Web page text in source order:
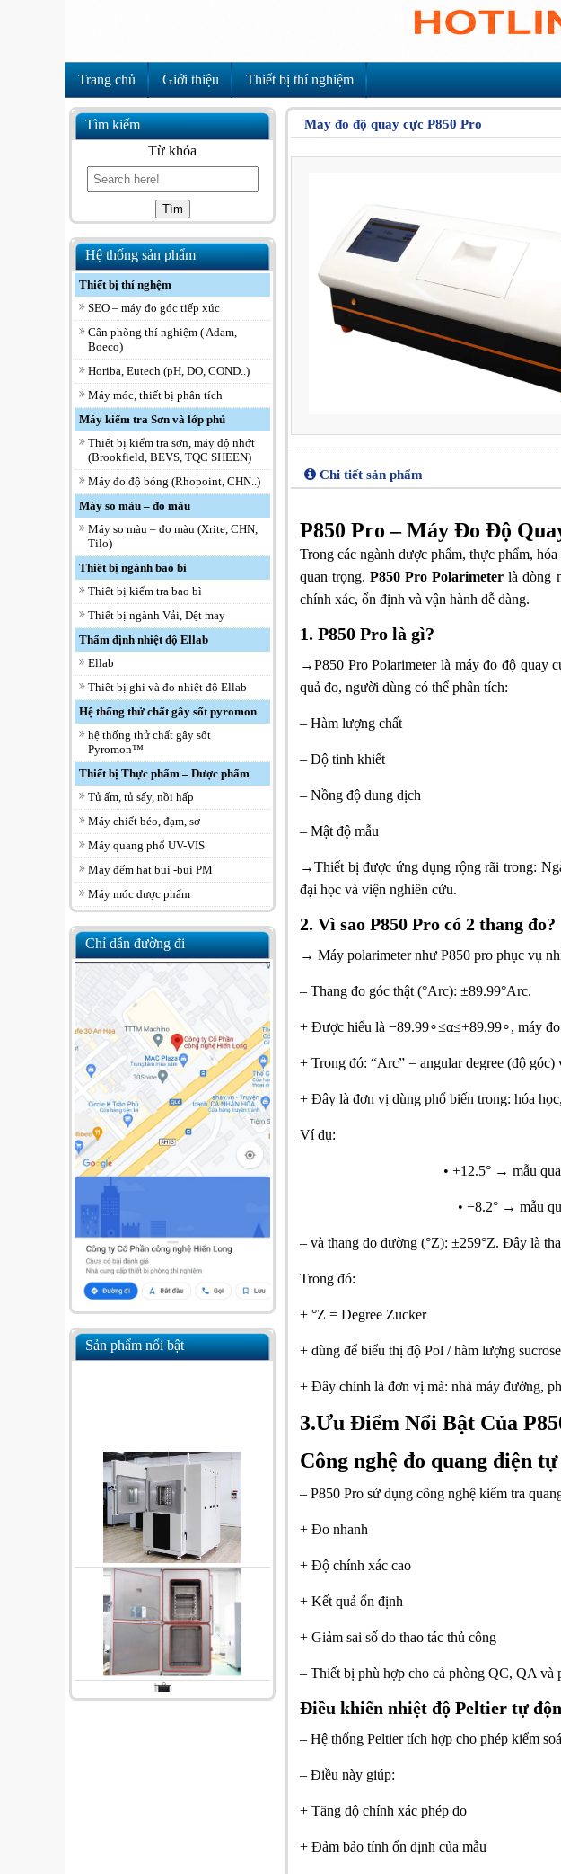
Trang chủ Giới thiệu Thiết bị thí nghiệm
Tìm kiếm
Từ khóa
Hệ thống sản phẩm
Thiết bị thí nghệm
SEO – máy đo góc tiếp xúc
Cân phòng thí nghiệm ( Adam,
Boeco)
Horiba, Eutech (pH, DO, COND..)
Máy móc, thiết bị phân tích
Máy kiểm tra Sơn và lớp phủ
Thiết bị kiểm tra sơn, máy độ nhớt
(Brookfield, BEVS, TQC SHEEN)
Máy đo độ bóng (Rhopoint, CHN..)
Máy so màu – đo màu
Máy so màu – đo màu (Xrite, CHN,
Tilo)
Thiết bị ngành bao bì
Thiết bị kiểm tra bao bì
Thiết bị ngành Vải, Dệt may
Thẩm định nhiệt độ Ellab
Ellab
Thiêt bị ghi và đo nhiệt độ Ellab
Hệ thống thử chất gây sốt pyromon
hệ thống thử chất gây sốt
Pyromon™
Thiết bị Thực phẩm – Dược phẩm
Tủ ấm, tủ sấy, nồi hấp
Máy chiết béo, đạm, sơ
Máy quang phổ UV-VIS
Máy đếm hạt bụi -bụi PM
Máy móc dược phẩm
Chỉ dẫn đường đi
Sản phẩm nổi bật
Máy đo độ quay cực P850 Pro
Chi tiết sản phẩm
P850 Pro – Máy Đo Độ
Trong các ngành dược phẩm, thực phẩm,
quan trọng.P850 Pro Polarimeter là dòng
chính xác, ổn định và vận hành dễ dàng.
1. P850 Pro là gì?
→P850 Pro Polarimeter là máy đo độ quay
quả đo, người dùng có thể phân tích:
– Hàm lượng chất
– Độ tinh khiết
– Nồng độ dung dịch
– Mật độ mẫu
→Thiết bị được ứng dụng rộng rãi trong:
đại học và viện nghiên cứu.
2. Vì sao P850 Pro có 2 thang đo?
→ Máy polarimeter như P850 pro phục vụ
– Thang đo góc thật (°Arc): ±89.99°Arc.
+ Được hiểu là −89.99∘≤α≤+89.99∘, máy đo
+ Trong đó: “Arc” = angular degree (độ góc)
+ Đây là đơn vị dùng phổ biến trong: hóa
Ví dụ:
• +12.5° → mẫu
• −8.2° → mẫu quay
– và thang đo đường (°Z): ±259°Z. Đây là
Trong đó:
+ °Z = Degree Zucker
+ dùng để biểu thị độ Pol / hàm lượng sucrose
+ Đây chính là đơn vị mà: nhà máy đường,
3.Ưu Điểm Nổi Bật Của
Công nghệ đo quang điện
– P850 Pro sử dụng công nghệ kiểm tra
+ Đo nhanh
+ Độ chính xác cao
+ Kết quả ổn định
+ Giảm sai số do thao tác thủ công
– Thiết bị phù hợp cho cả phòng QC, QA và
Điều khiển nhiệt độ Peltier tự
– Hệ thống Peltier tích hợp cho phép kiểm
– Điều này giúp:
+ Tăng độ chính xác phép đo
+ Đảm bảo tính ổn định của mẫu